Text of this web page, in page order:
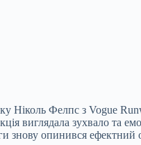
Фелпс з Vogue
виглядала зухвало
опинився ефектний